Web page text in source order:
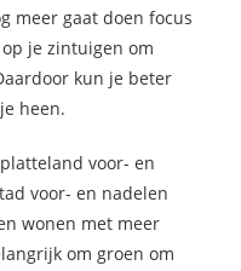
meer gaat doen focus
je zintuigen om
kun je beter
heen.
voor- en
voor- en nadelen
wonen met meer
om groen om